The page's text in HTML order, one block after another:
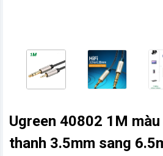
Ugreen 40802 1M
thanh 3.5mm sang